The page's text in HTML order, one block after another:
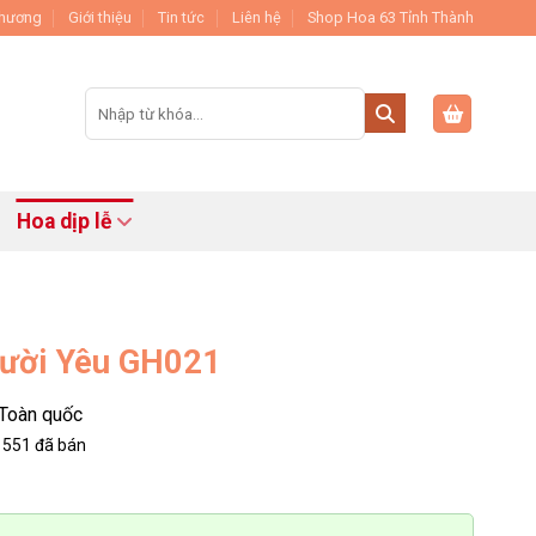
Giới thiệu Tin tức Liên hệ Shop Hoa 63 Tỉnh Thành
Tìm
kiếm:
Hoa dịp lễ
Yêu GH021
quốc
551 đã bán